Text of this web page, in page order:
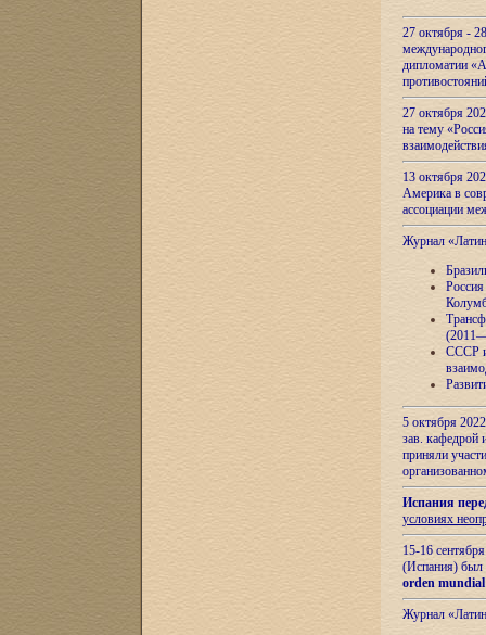
27 октября -
дипломатии
27 октября
на тему
13 октября
Америка в
ассоциации
Журнал
СССР и
5 октября
зав.
приняли
Испания
условиях
15-16
(Испания) был
orden
Журнал